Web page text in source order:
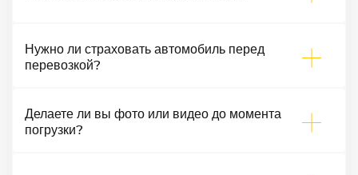
Нужно ли страховать автомобиль перед
перевозкой?
Делаете ли вы фото или видео до момента
погрузки?